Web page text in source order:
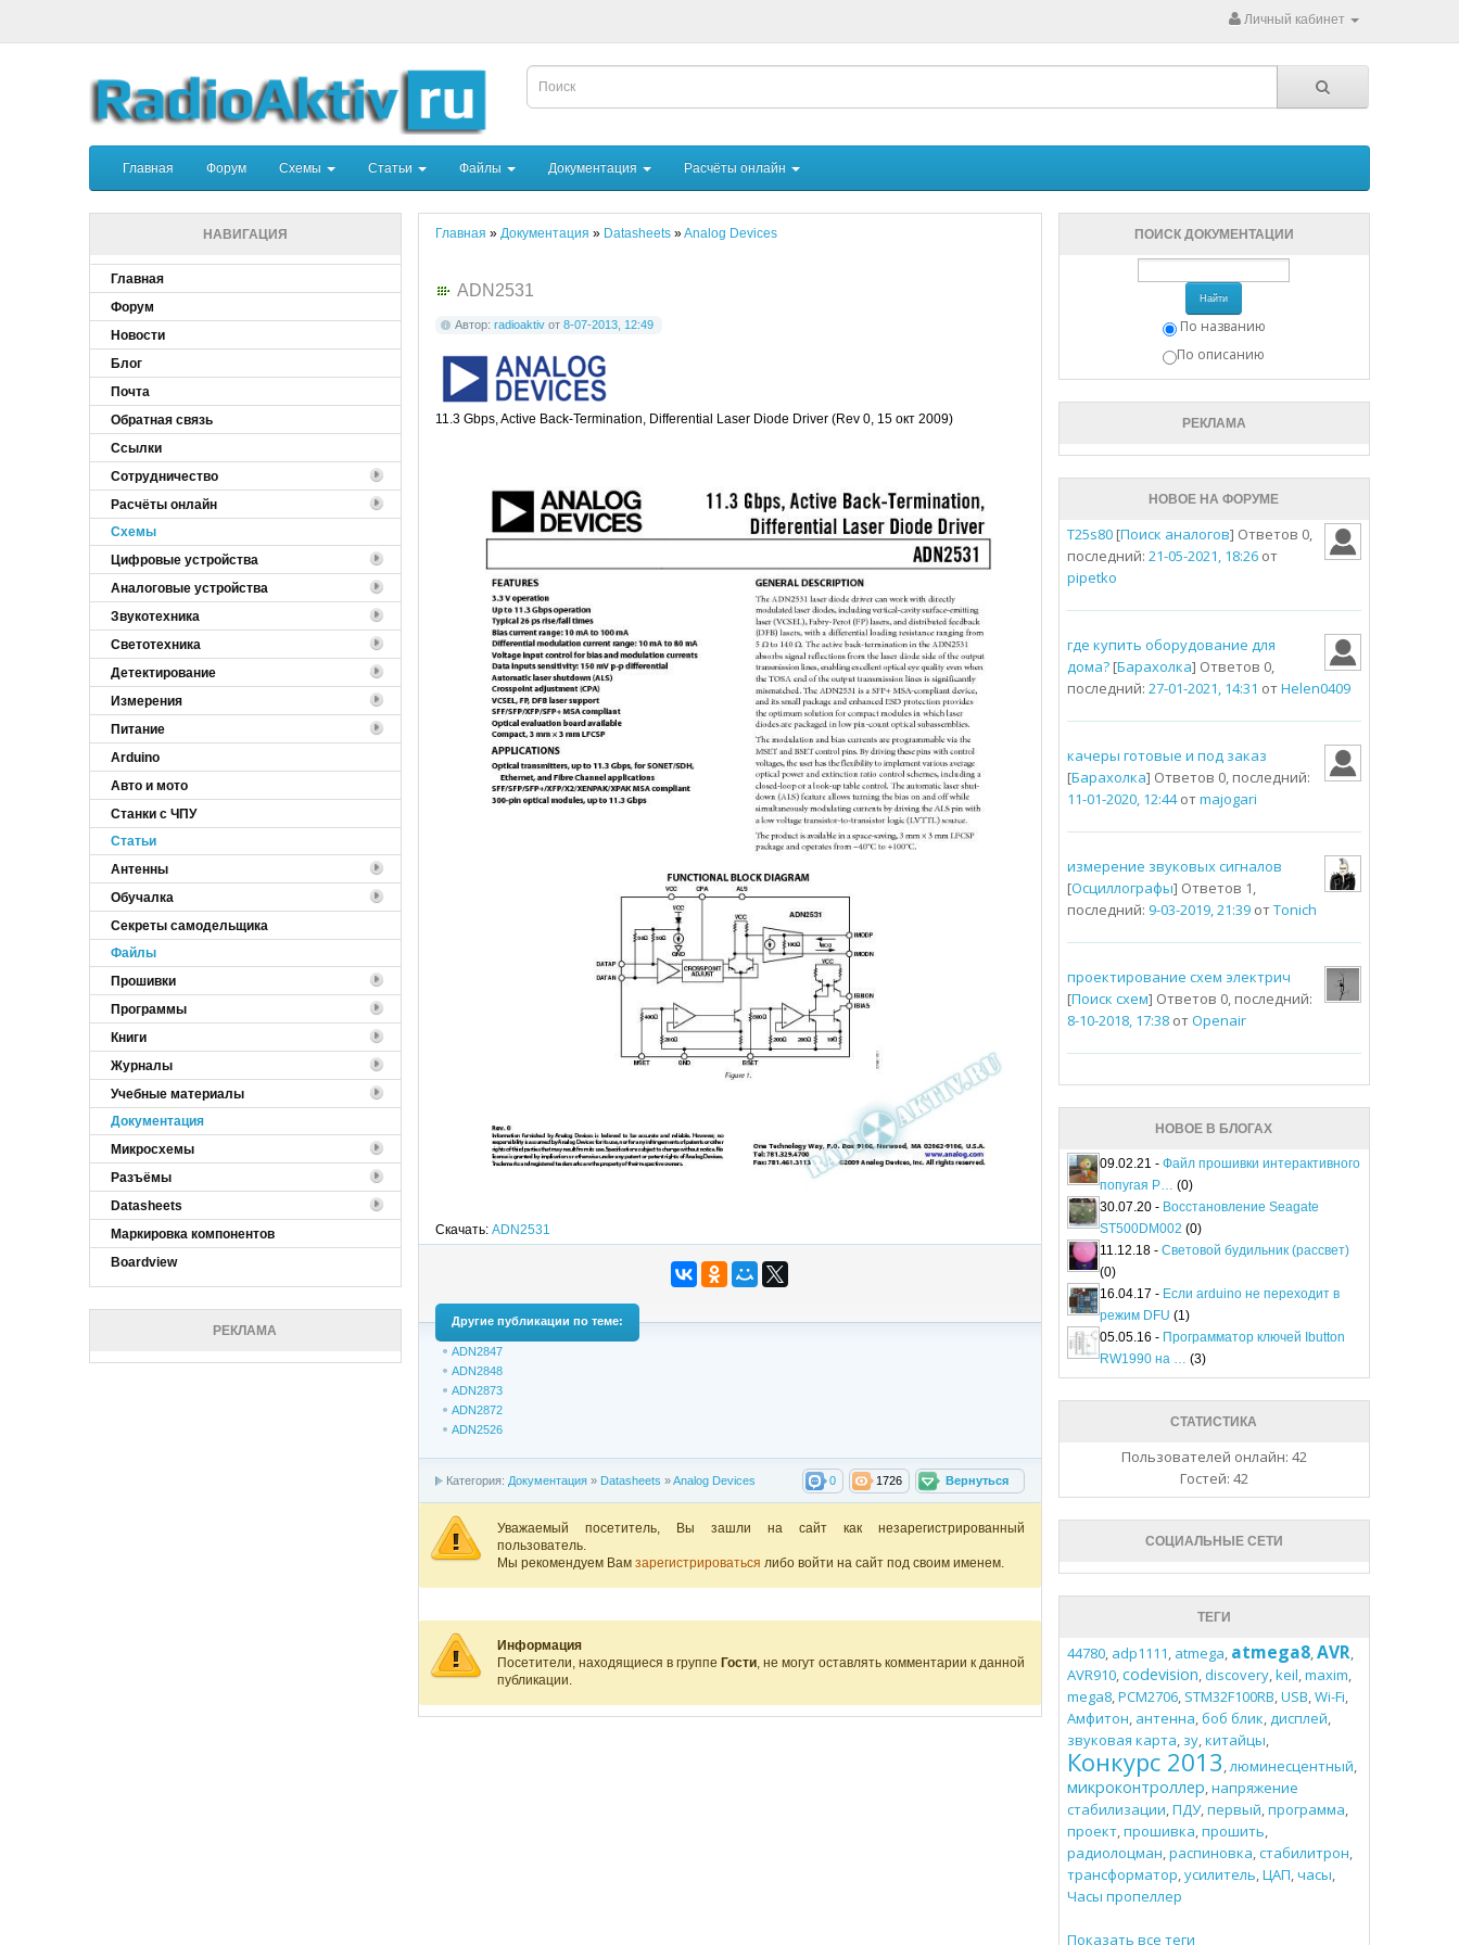
Личный кабинет
Главная Форум Схемы Статьи Файлы Документация Расчёты онлайн
НАВИГАЦИЯ
Главная
Форум
Новости
Блог
Почта
Обратная связь
Ссылки
Сотрудничество
Расчёты онлайн
Cхемы
Цифровые устройства
Аналоговые устройства
Звукотехника
Светотехника
Детектирование
Измерения
Питание
Arduino
Авто и мото
Станки с ЧПУ
Статьи
Антенны
Обучалка
Секреты самодельщика
Файлы
Прошивки
Программы
Книги
Журналы
Учебные материалы
Документация
Микросхемы
Разъёмы
Datasheets
Маркировка компонентов
Boardview
РЕКЛАМА
Главная » Документация » Datasheets»Analog Devices
ADN2531
Автор: radioaktivот 8-07-2013, 12:49
11.3 Gbps, Active Back-Termination, Differential Laser Diode Driver (Rev 0, 15 окт 2009)
Скачать: ADN2531
Другие публикации по теме:
ADN2847
ADN2848
ADN2873
ADN2872
ADN2526
Вернуться
1726
0
Категория: Документация» Datasheets »Analog Devices
Уважаемый посетитель, Вы зашли на сайт как незарегистрированный
пользователь.
Мы рекомендуем Вам зарегистрироваться либо войти на сайт под своим именем.
Информация
Посетители, находящиеся в группе Гости, не могут оставлять комментарии к данной
публикации.
ПОИСК ДОКУМЕНТАЦИИ
Найти
По названию
По описанию
РЕКЛАМА
НОВОЕ НА ФОРУМЕ
T25s80[Поиск аналогов] Ответов 0,
последний: 21-05-2021, 18:26от
pipetko
где купить оборудование для
дома?[Барахолка] Ответов 0,
последний: 27-01-2021, 14:31 отHelen0409
качеры готовые и под заказ
[Барахолка] Ответов 0, последний:
11-01-2020, 12:44отmajogari
измерение звуковых сигналов
[Осциллографы] Ответов 1,
последний: 9-03-2019, 21:39отTonich
проектирование схем электрич
[Поиск схем] Ответов 0, последний:
8-10-2018, 17:38отOpenair
НОВОЕ В БЛОГАХ
09.02.21 - Файл прошивки интерактивного
попугая P… (0)
30.07.20 - Восстановление Seagate
ST500DM002 (0)
11.12.18 - Световой будильник (рассвет)
(0)
16.04.17 - Если arduino не переходит в
режим DFU (1)
05.05.16 - Программатор ключей Ibutton
RW1990 на … (3)
СТАТИСТИКА
Пользователей онлайн: 42
Гостей: 42
СОЦИАЛЬНЫЕ СЕТИ
ТЕГИ
44780, adp1111, atmega, atmega8,AVR,
AVR910,codevision,discovery,keil,maxim,
mega8,PCM2706, STM32F100RB,USB,Wi-Fi,
Амфитон, антенна,боб блик,дисплей,
звуковая карта, зу,китайцы,
Конкурс 2013,люминесцентный,
микроконтроллер,напряжение
стабилизации,ПДУ,первый,программа,
проект,прошивка,прошить,
радиолоцман,распиновка,стабилитрон,
трансформатор,усилитель,ЦАП,часы,
Часы пропеллер
Показать все теги